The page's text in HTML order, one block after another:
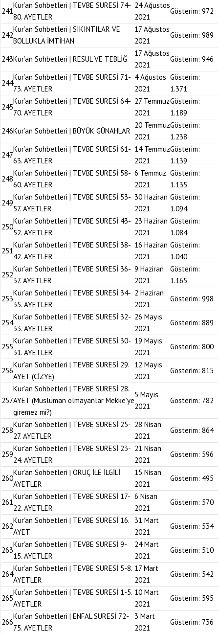
241
Kur’an Sohbetleri | TEVBE SURESİ 74-
80. AYETLER
24 Ağustos
2021
Gösterim: 972
242
Kur’an Sohbetleri | SIKINTILAR VE
BOLLUKLA İMTİHAN
17 Ağustos
2021
Gösterim: 989
243Kur’an Sohbetleri | RESUL VE TEBLİĞ
17 Ağustos
2021
Gösterim: 946
244
Kur’an Sohbetleri | TEVBE SURESİ 71-
73. AYETLER
4 Ağustos
2021
Gösterim:
1.371
245
Kur’an Sohbetleri | TEVBE SURESİ 64-
70. AYETLER
27 Temmuz
2021
Gösterim:
1.189
246Kur’an Sohbetleri | BÜYÜK GÜNAHLAR
20 Temmuz
2021
Gösterim:
1.238
247
Kur’an Sohbetleri | TEVBE SURESİ 61-
63. AYETLER
14 Temmuz
2021
Gösterim:
1.139
248
Kur’an Sohbetleri | TEVBE SURESİ 58-
60. AYETLER
6 Temmuz
2021
Gösterim:
1.135
249
Kur’an Sohbetleri | TEVBE SURESİ 53-
57. AYETLER
30 Haziran
2021
Gösterim:
1.094
250
Kur’an Sohbetleri | TEVBE SURESİ 43-
52. AYETLER
23 Haziran
2021
Gösterim:
1.084
251
Kur’an Sohbetleri | TEVBE SURESİ 38-
42. AYETLER
16 Haziran
2021
Gösterim:
1.040
252
Kur’an Sohbetleri | TEVBE SURESİ 36-
37. AYETLER
9 Haziran
2021
Gösterim:
1.165
253
Kur’an Sohbetleri | TEVBE SURESİ 34-
35. AYETLER
2 Haziran
2021
Gösterim: 998
254
Kur’an Sohbetleri | TEVBE SURESİ 32-
33. AYETLER
26 Mayıs
2021
Gösterim: 889
255
Kur’an Sohbetleri | TEVBE SURESİ 30-
31. AYETLER
19 Mayıs
2021
Gösterim: 800
256
Kur’an Sohbetleri | TEVBE SURESİ 29.
AYET (CİZYE)
12 Mayıs
2021
Gösterim: 815
257
Kur’an Sohbetleri | TEVBE SURESİ 28.
AYET (Müslüman olmayanlar Mekke’ye
giremez mi?)
5 Mayıs
2021
Gösterim: 782
258
Kur’an Sohbetleri | TEVBE SURESİ 25-
27. AYETLER
28 Nisan
2021
Gösterim: 864
259
Kur’an Sohbetleri | TEVBE SURESİ 23-
24. AYETLER
21 Nisan
2021
Gösterim: 596
260
Kur’an Sohbetleri | ORUÇ İLE İLGİLİ
AYETLER
15 Nisan
2021
Gösterim: 495
261
Kur’an Sohbetleri | TEVBE SURESİ 17-
22. AYETLER
6 Nisan
2021
Gösterim: 570
262
Kur’an Sohbetleri | TEVBE SURESİ 16.
AYET
31 Mart
2021
Gösterim: 534
263
Kur’an Sohbetleri | TEVBE SURESİ 9-
15. AYETLER
24 Mart
2021
Gösterim: 510
264
Kur’an Sohbetleri | TEVBE SURESİ 5-8.
AYETLER
17 Mart
2021
Gösterim: 542
265
Kur’an Sohbetleri | TEVBE SURESİ 1-5.
AYETLER
10 Mart
2021
Gösterim: 595
266
Kur’an Sohbetleri | ENFAL SURESİ 72-
75. AYETLER
3 Mart
2021
Gösterim: 736